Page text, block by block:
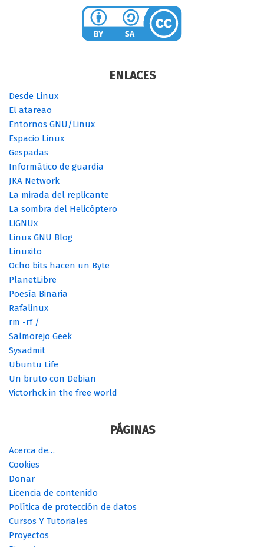
ENLACES
Desde Linux
El atareao
Entornos GNU/Linux
Espacio Linux
Gespadas
Informático de guardia
JKA Network
La mirada del replicante
La sombra del Helicóptero
LiGNUx
Linux GNU Blog
Linuxito
Ocho bits hacen un Byte
PlanetLibre
Poesía Binaria
Rafalinux
rm -rf /
Salmorejo Geek
Sysadmit
Ubuntu Life
Un bruto con Debian
Victorhck in the free world
PÁGINAS
Acerca de…
Cookies
Donar
Licencia de contenido
Política de protección de datos
Cursos Y Tutoriales
Proyectos